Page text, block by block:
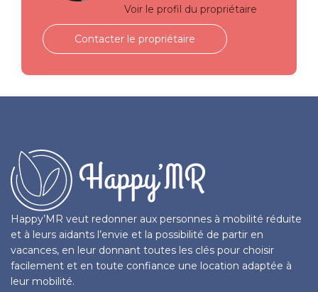
Voir le profil du propriétaire
Contacter le propriétaire
Happy’MR veut redonner aux personnes à mobilité réduite
et à leurs aidants l’envie et la possibilité de partir en
vacances, en leur donnant toutes les clés pour choisir
facilement et en toute confiance une location adaptée à
leur mobilité.